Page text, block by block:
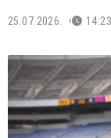
25.07.2026. 14:23